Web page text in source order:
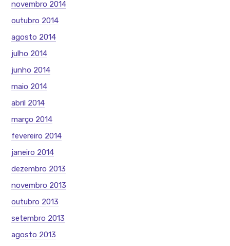
novembro 2014
outubro 2014
agosto 2014
julho 2014
junho 2014
maio 2014
abril 2014
março 2014
fevereiro 2014
janeiro 2014
dezembro 2013
novembro 2013
outubro 2013
setembro 2013
agosto 2013